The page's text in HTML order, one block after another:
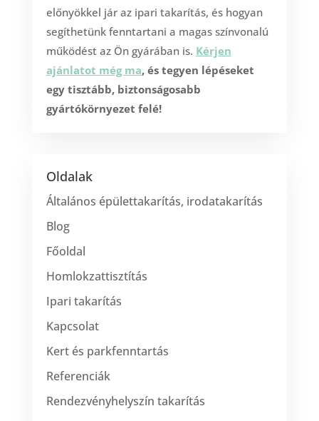
előnyökkel jár az ipari takarítás, és hogyan
segíthetünk fenntartani a magas színvonalú
működést az Ön gyárában is. Kérjen
ajánlatot még ma, és tegyen lépéseket
egy tisztább, biztonságosabb
gyártókörnyezet felé!
Oldalak
Általános épülettakarítás, irodatakarítás
Blog
Főoldal
Homlokzattisztítás
Ipari takarítás
Kapcsolat
Kert és parkfenntartás
Referenciák
Rendezvényhelyszín takarítás